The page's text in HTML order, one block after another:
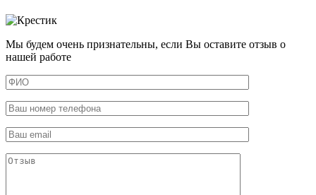
Мы будем очень признательны, если Вы оставите отзыв о
нашей работе